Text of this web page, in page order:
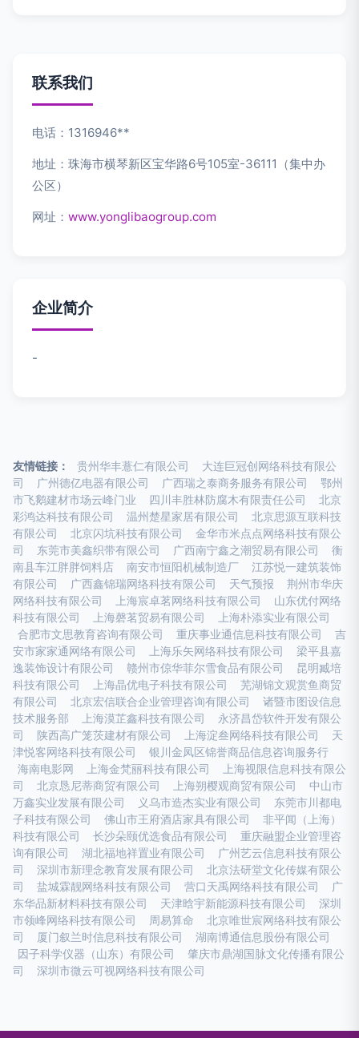
联系我们
电话：1316946**
地址：珠海市横琴新区宝华路6号105室-36111（集中办
公区）
网址： www.yonglibaogroup.com
企业简介
-
友情链接： 贵州华丰薏仁有限公司
大连巨冠创网络科技有限公
司
广州德亿电器有限公司 广西瑞之泰商务服务有限公司
鄂州
市飞鹅建材市场云峰门业
四川丰胜林防腐木有限责任公司
北京
彩鸿达科技有限公司
温州楚星家居有限公司
北京思源互联科技
有限公司
北京闪坑科技有限公司
金华市米点点网络科技有限公
司
东莞市美鑫织带有限公司 广西南宁鑫之潮贸易有限公司
衡
南县车江胖胖饲料店
南安市恒阳机械制造厂
江苏悦一建筑装饰
有限公司
广西鑫锦瑞网络科技有限公司 天气预报
荆州市华庆
网络科技有限公司
上海宸卓茗网络科技有限公司
山东优付网络
科技有限公司
上海磬茗贸易有限公司
上海朴添实业有限公司
合肥市文思教育咨询有限公司
重庆事业通信息科技有限公司
吉
安市家家通网络有限公司
上海乐矢网络科技有限公司
梁平县嘉
逸装饰设计有限公司
赣州市倞华菲尔雪食品有限公司
昆明臧培
科技有限公司
上海晶优电子科技有限公司
芜湖锦文观赏鱼商贸
有限公司
北京宏信联合企业管理咨询有限公司
诸暨市图设信息
技术服务部
上海漠芷鑫科技有限公司
永济昌岱软件开发有限公
司
陕西高广笼茨建材有限公司 上海淀叁网络科技有限公司
天
津悦客网络科技有限公司
银川金凤区锦誉商品信息咨询服务行
海南电影网
上海金梵丽科技有限公司
上海视限信息科技有限公
司
北京恳尼蒂商贸有限公司 上海朔樱观商贸有限公司
中山市
万鑫实业发展有限公司
义乌市造杰实业有限公司
东莞市川都电
子科技有限公司
佛山市王府酒店家具有限公司
非平闻（上海）
科技有限公司
长沙朵颐优选食品有限公司
重庆融盟企业管理咨
询有限公司
湖北福地祥置业有限公司
广州艺云信息科技有限公
司
深圳市新理念教育发展有限公司
北京法研堂文化传媒有限公
司
盐城霖靓网络科技有限公司 营口天禹网络科技有限公司
广
东华品新材料科技有限公司
天津晗宇新能源科技有限公司
深圳
市领峰网络科技有限公司
周易算命
北京唯世宸网络科技有限公
司
厦门叙兰时信息科技有限公司
湖南博通信息股份有限公司
因子科学仪器（山东）有限公司
肇庆市鼎湖国脉文化传播有限公
司
深圳市微云可视网络科技有限公司